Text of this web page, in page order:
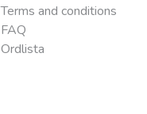
Terms and conditions
FAQ
Ordlista